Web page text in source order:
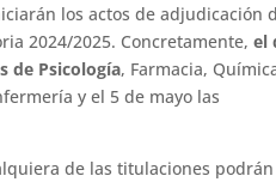
los actos de adjudicación
2024/2025. Concretamente,el
de Psicología, Farmacia,
y el 5 de mayo las
de las titulaciones podrán